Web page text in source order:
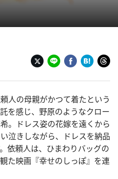
人の母親がかつて着たという
を感じ、野原のようなクロー
。ドレス姿の花嫁を遠くから
泣きしながら、ドレスを納品
依頼人は、ひまわりバッグの
た映画『幸せのしっぽ』を連